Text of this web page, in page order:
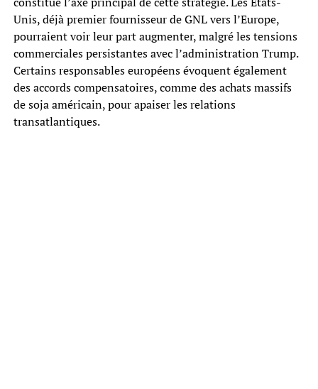
Unis, déjà premier fournisseur de GNL vers l’Europe,
pourraient voir leur part augmenter, malgré les tensions
commerciales persistantes avec l’administration Trump.
Certains responsables européens évoquent également
des accords compensatoires, comme des achats massifs
de soja américain, pour apaiser les relations
transatlantiques.